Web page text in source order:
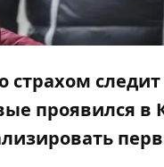
страхом
проявился в